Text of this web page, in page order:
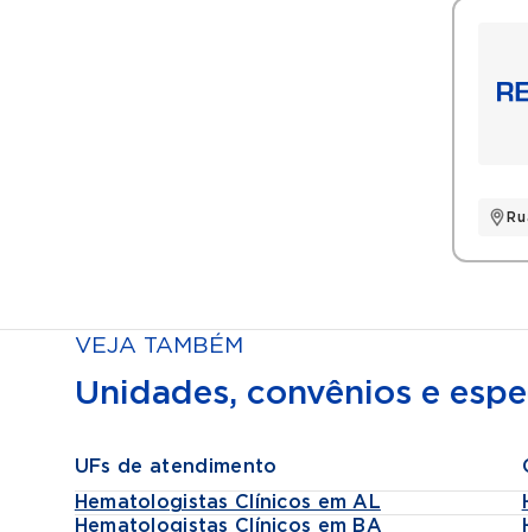
VEJA TAMBÉM
Unidades, convênios e
UFs de atendimento
Hematologistas Clínicos em AL
Hematologistas Clínicos em BA